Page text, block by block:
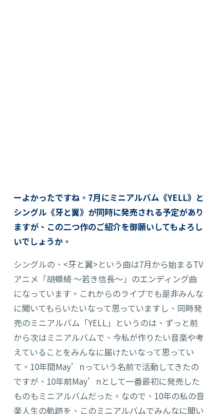
ーよかったですね。7月にミニアルバム《YELL》と
シングル《牙と翼》が同時に発売される予定があり
ますが、この二つ作のご紹介を御願いしてもよろし
いでしょうか。
シングルの 、<牙と翼>という曲は7月から始まるTV
アニメ 「胡蝶綺 ～若き信長～」 のエンディング曲
になっています。これからのライブでも是非みんな
に聞いてもらいたいなって思っていますし 、 同時発
売のミニアルバム 「YELL」 というのは 、 ずっと前
から次はミニアルバムで 、 今私が作りたい音楽や考
えていることをみんなに届けたいなって思ってい
て 。 10年間May’nっていう名前で活動してきたの
ですが 、10年前May’nとして一番最初に発売した
ものもミニアルバムだった。なので、10年の私の音
楽人生の軌跡を 、 このミニアルバムでみんなに聞い